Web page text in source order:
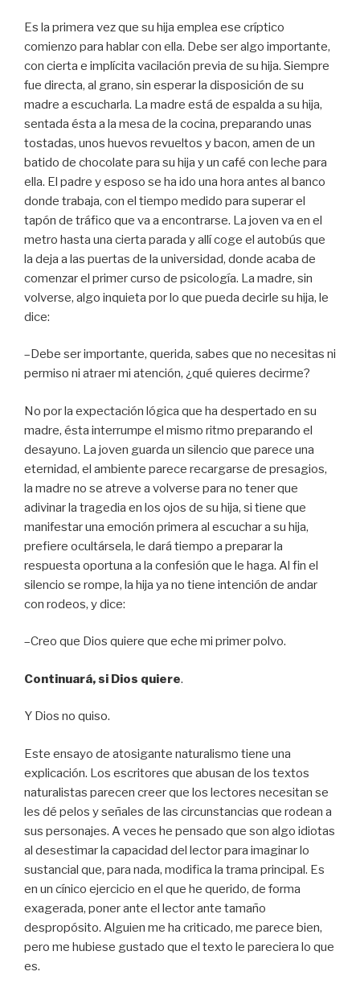
Es la primera vez que su hija emplea ese críptico
comienzo para hablar con ella. Debe ser algo importante,
con cierta e implícita vacilación previa de su hija. Siempre
fue directa, al grano, sin esperar la disposición de su
madre a escucharla. La madre está de espalda a su hija,
sentada ésta a la mesa de la cocina, preparando unas
tostadas, unos huevos revueltos y bacon, amen de un
batido de chocolate para su hija y un café con leche para
ella. El padre y esposo se ha ido una hora antes al banco
donde trabaja, con el tiempo medido para superar el
tapón de tráfico que va a encontrarse. La joven va en el
metro hasta una cierta parada y allí coge el autobús que
la deja a las puertas de la universidad, donde acaba de
comenzar el primer curso de psicología. La madre, sin
volverse, algo inquieta por lo que pueda decirle su hija, le
dice:
–Debe ser importante, querida, sabes que no necesitas ni
permiso ni atraer mi atención, ¿qué quieres decirme?
No por la expectación lógica que ha despertado en su
madre, ésta interrumpe el mismo ritmo preparando el
desayuno. La joven guarda un silencio que parece una
eternidad, el ambiente parece recargarse de presagios,
la madre no se atreve a volverse para no tener que
adivinar la tragedia en los ojos de su hija, si tiene que
manifestar una emoción primera al escuchar a su hija,
prefiere ocultársela, le dará tiempo a preparar la
respuesta oportuna a la confesión que le haga. Al fin el
silencio se rompe, la hija ya no tiene intención de andar
con rodeos, y dice:
–Creo que Dios quiere que eche mi primer polvo.
Continuará, si Dios quiere.
Y Dios no quiso.
Este ensayo de atosigante naturalismo tiene una
explicación. Los escritores que abusan de los textos
naturalistas parecen creer que los lectores necesitan se
les dé pelos y señales de las circunstancias que rodean a
sus personajes. A veces he pensado que son algo idiotas
al desestimar la capacidad del lector para imaginar lo
sustancial que, para nada, modifica la trama principal. Es
en un cínico ejercicio en el que he querido, de forma
exagerada, poner ante el lector ante tamaño
despropósito. Alguien me ha criticado, me parece bien,
pero me hubiese gustado que el texto le pareciera lo que
es.